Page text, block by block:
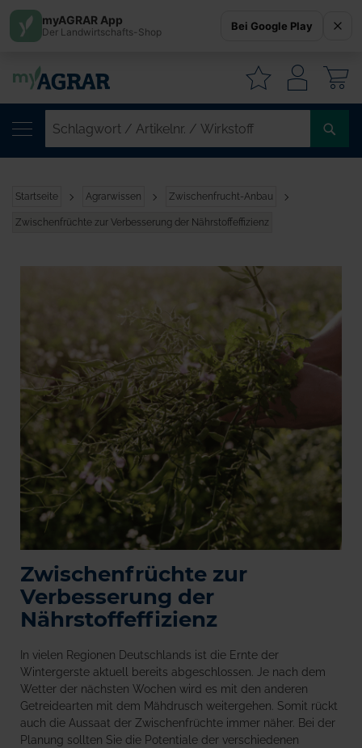
Startseite Agrarwissen Zwischenfrucht-Anbau
Zwischenfrüchte zur Verbesserung der Nährstoffeffizienz
Zwischenfrüchte zur
Verbesserung der
Nährstoffeffizienz
In vielen Regionen Deutschlands ist die Ernte der
Wintergerste aktuell bereits abgeschlossen. Je nach dem
Wetter der nächsten Wochen wird es mit den anderen
Getreidearten mit dem Mähdrusch weitergehen. Somit rückt
auch die Aussaat der Zwischenfrüchte immer näher. Bei der
Planung sollten Sie die Potentiale der verschiedenen
myAGRAR App
Der Landwirtschafts-Shop Bei Google Play